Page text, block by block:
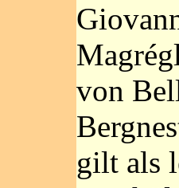
von
gilt als